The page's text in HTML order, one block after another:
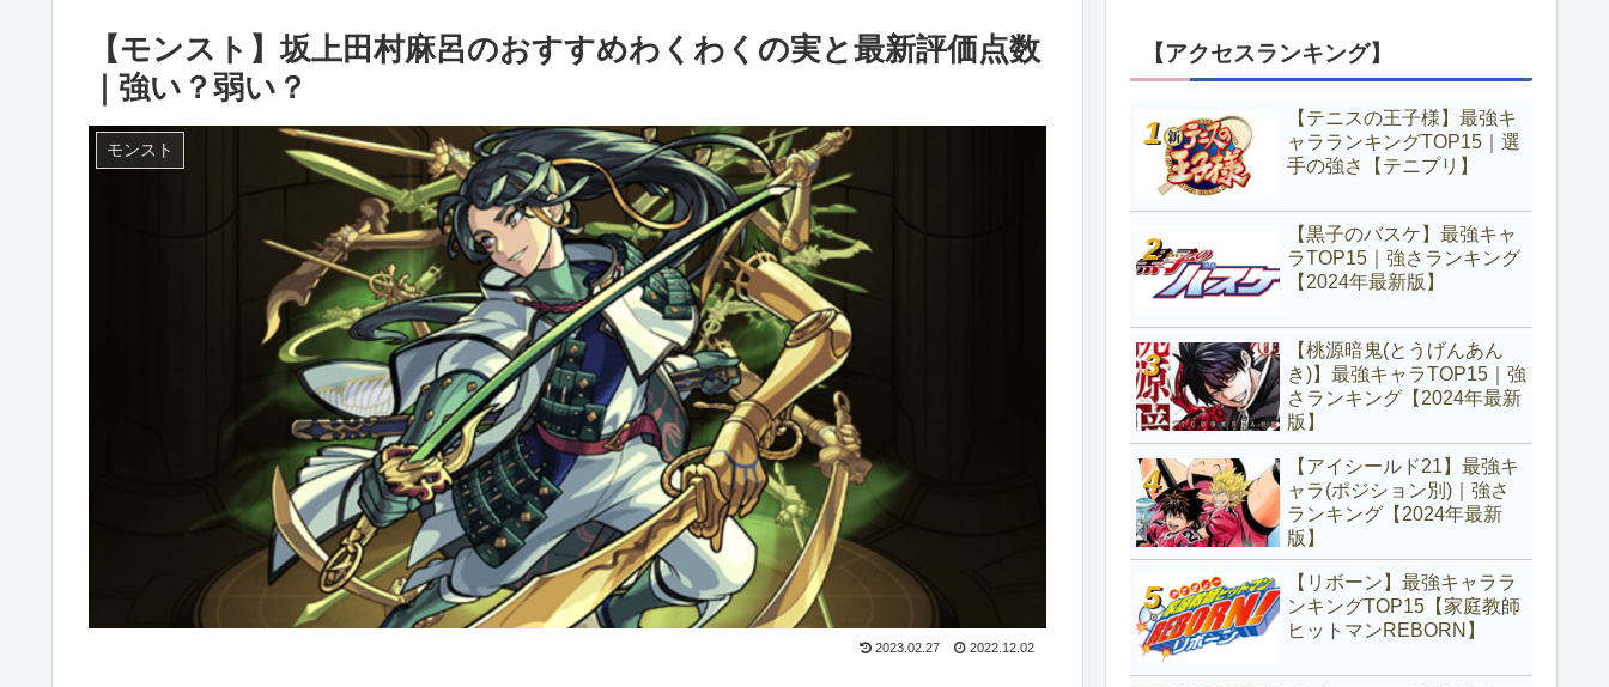
【モンスト】坂上田村麻呂のおすすめわくわくの実と最新評価点数
｜強い？弱い？
モンスト
2023.02.27 2022.12.02
【アクセスランキング】
【テニスの王子様】最強キ
ャラランキングTOP15｜選
手の強さ【テニプリ】
【黒子のバスケ】最強キャ
ラTOP15｜強さランキング
【2024年最新版】
【桃源暗鬼(とうげんあん
き)】最強キャラTOP15｜強
さランキング【2024年最新
版】
【アイシールド21】最強キ
ャラ(ポジション別)｜強さ
ランキング【2024年最新
版】
【リボーン】最強キャララ
ンキングTOP15【家庭教師
ヒットマンREBORN】